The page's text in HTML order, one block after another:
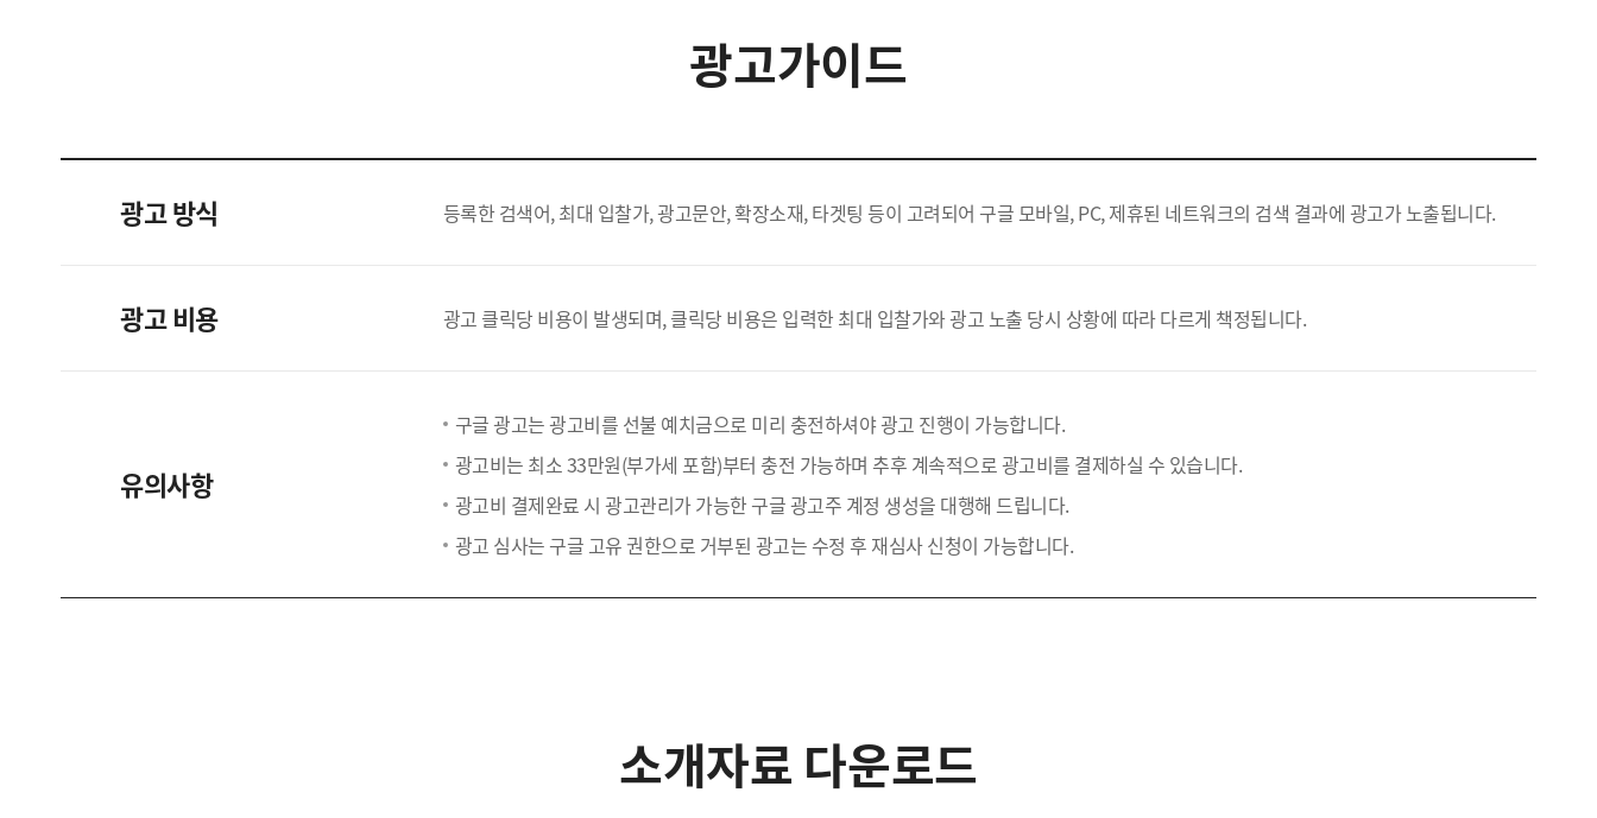
광고가이드
광고 방식 등록한 검색어, 최대 입찰가, 광고문안, 확장소재, 타겟팅 등이 고려되어 구글 모바일, PC, 제휴된 네트워크의 검색 결과에 광고가 노출됩니다.
광고 비용 광고 클릭당 비용이 발생되며, 클릭당 비용은 입력한 최대 입찰가와 광고 노출 당시 상황에 따라 다르게 책정됩니다.
유의사항
구글 광고는 광고비를 선불 예치금으로 미리 충전하셔야 광고 진행이 가능합니다.
광고비는 최소 33만원(부가세 포함)부터 충전 가능하며 추후 계속적으로 광고비를 결제하실 수 있습니다.
광고비 결제완료 시 광고관리가 가능한 구글 광고주 계정 생성을 대행해 드립니다.
광고 심사는 구글 고유 권한으로 거부된 광고는 수정 후 재심사 신청이 가능합니다.
소개자료 다운로드